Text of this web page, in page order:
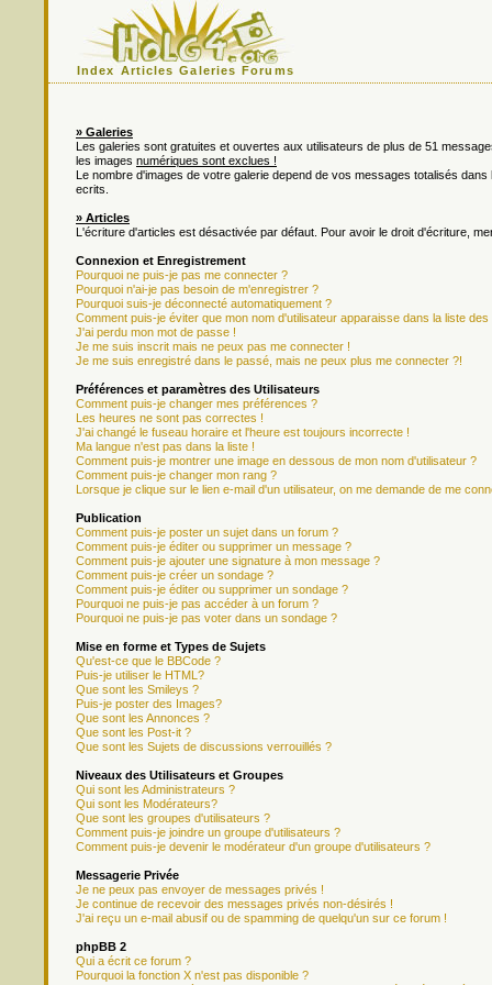
Index Articles Galeries Forums
» Galeries
Les galeries sont gratuites et ouvertes aux utilisateurs de plus de 51
les images numériques sont exclues !
Le nombre d'images de votre galerie depend de vos messages totalisés
ecrits.
» Articles
L'écriture d'articles est désactivée par défaut. Pour avoir le droit d'écriture,
Connexion et Enregistrement
Pourquoi ne puis-je pas me connecter ?
Pourquoi n'ai-je pas besoin de m'enregistrer ?
Pourquoi suis-je déconnecté automatiquement ?
Comment puis-je éviter que mon nom d'utilisateur apparaisse dans la liste
J'ai perdu mon mot de passe !
Je me suis inscrit mais ne peux pas me connecter !
Je me suis enregistré dans le passé, mais ne peux plus me connecter ?!
Préférences et paramètres des Utilisateurs
Comment puis-je changer mes préférences ?
Les heures ne sont pas correctes !
J'ai changé le fuseau horaire et l'heure est toujours incorrecte !
Ma langue n'est pas dans la liste !
Comment puis-je montrer une image en dessous de mon nom d'utilisateur ?
Comment puis-je changer mon rang ?
Lorsque je clique sur le lien e-mail d'un utilisateur, on me demande de me
Publication
Comment puis-je poster un sujet dans un forum ?
Comment puis-je éditer ou supprimer un message ?
Comment puis-je ajouter une signature à mon message ?
Comment puis-je créer un sondage ?
Comment puis-je éditer ou supprimer un sondage ?
Pourquoi ne puis-je pas accéder à un forum ?
Pourquoi ne puis-je pas voter dans un sondage ?
Mise en forme et Types de Sujets
Qu'est-ce que le BBCode ?
Puis-je utiliser le HTML?
Que sont les Smileys ?
Puis-je poster des Images?
Que sont les Annonces ?
Que sont les Post-it ?
Que sont les Sujets de discussions verrouillés ?
Niveaux des Utilisateurs et Groupes
Qui sont les Administrateurs ?
Qui sont les Modérateurs?
Que sont les groupes d'utilisateurs ?
Comment puis-je joindre un groupe d'utilisateurs ?
Comment puis-je devenir le modérateur d'un groupe d'utilisateurs ?
Messagerie Privée
Je ne peux pas envoyer de messages privés !
Je continue de recevoir des messages privés non-désirés !
J'ai reçu un e-mail abusif ou de spamming de quelqu'un sur ce forum !
phpBB 2
Qui a écrit ce forum ?
Pourquoi la fonction X n'est pas disponible ?